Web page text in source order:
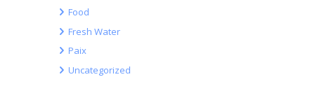
Food
Fresh Water
Paix
Uncategorized